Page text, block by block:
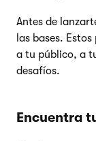
Antes de
las bases.
a tu público, a
desafíos.
Encuentra